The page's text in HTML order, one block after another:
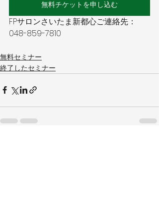
無料チケットを申し込む
FPサロンさいたま新都心ご連絡先：
048-859-7810
無料セミナー
終了したセミナー